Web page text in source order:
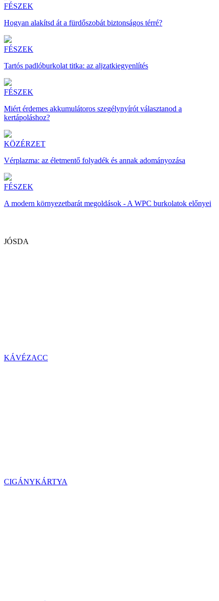
FÉSZEK
Hogyan alakítsd át a fürdőszobát biztonságos térré?
FÉSZEK
Tartós padlóburkolat titka: az aljzatkiegyenlítés
FÉSZEK
Miért érdemes akkumulátoros szegélynyírót választanod a
kertápoláshoz?
KÖZÉRZET
Vérplazma: az életmentő folyadék és annak adományozása
FÉSZEK
A modern környezetbarát megoldások - A WPC burkolatok előnyei
JÓSDA
KÁVÉZACC
CIGÁNYKÁRTYA